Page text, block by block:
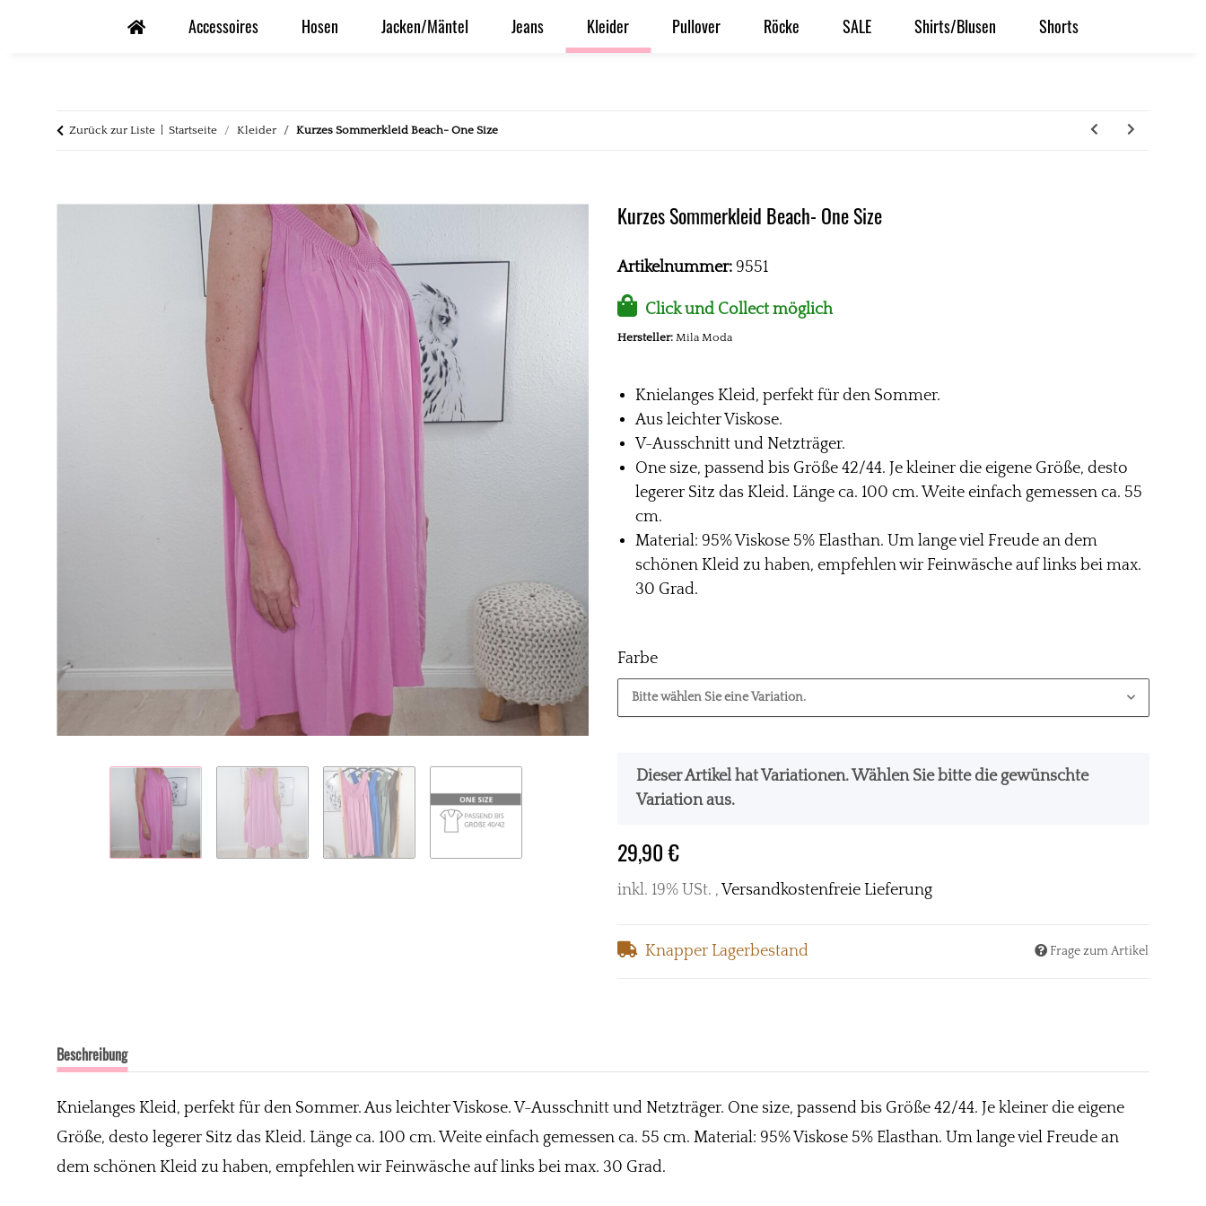
Accessoires Hosen Jacken/Mäntel Jeans Kleider Pullover Röcke SALE Shirts/Blusen Shorts
Zurück zur Liste Startseite Kleider Kurzes Sommerkleid Beach- One Size
Kurzes Sommerkleid Beach- One Size
Artikelnummer: 9551
Click und Collect möglich
Hersteller: Mila Moda
Knielanges Kleid, perfekt für den Sommer.
Aus leichter Viskose.
V-Ausschnitt und Netzträger.
One size, passend bis Größe 42/44. Je kleiner die eigene Größe, desto
legerer Sitz das Kleid. Länge ca. 100 cm. Weite einfach gemessen ca. 55
cm.
Material: 95% Viskose 5% Elasthan. Um lange viel Freude an dem
schönen Kleid zu haben, empfehlen wir Feinwäsche auf links bei max.
30 Grad.
Farbe
Bitte wählen Sie eine Variation.
x
Dieser Artikel hat Variationen. Wählen Sie bitte die gewünschte
Variation aus.
29,90 €
inkl. 19% USt. , Versandkostenfreie Lieferung
Knapper Lagerbestand Frage zum Artikel
Beschreibung
Knielanges Kleid, perfekt für den Sommer. Aus leichter Viskose. V-Ausschnitt und Netzträger. One size, passend bis Größe 42/44. Je kleiner die eigene
Größe, desto legerer Sitz das Kleid. Länge ca. 100 cm. Weite einfach gemessen ca. 55 cm. Material: 95% Viskose 5% Elasthan. Um lange viel Freude an
dem schönen Kleid zu haben, empfehlen wir Feinwäsche auf links bei max. 30 Grad.